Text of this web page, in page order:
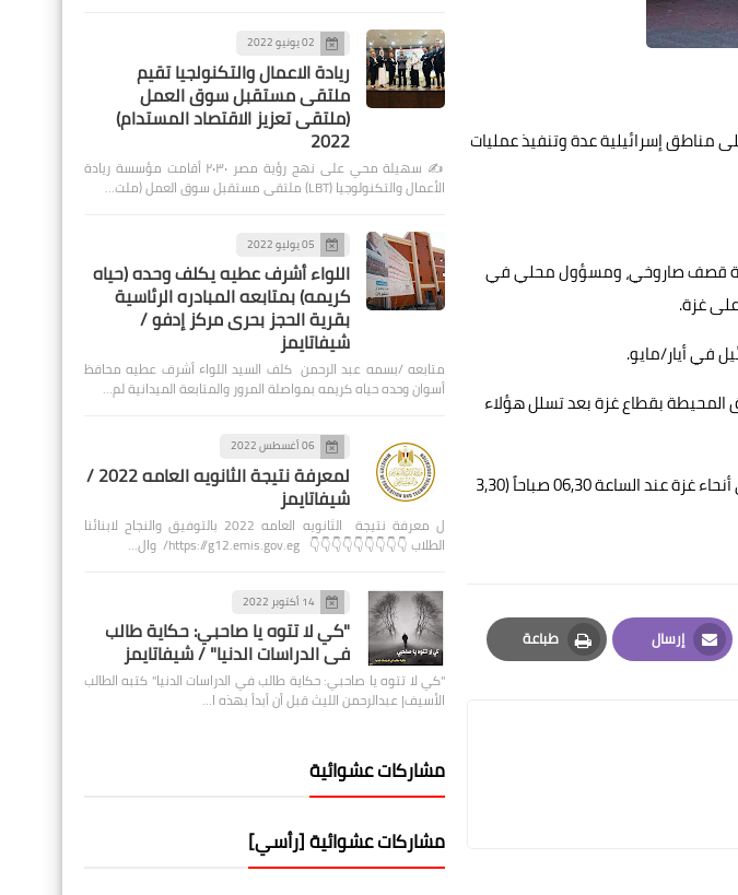
مناطق إسرائيلية عدة وتنفيذ عمليات
قصف صاروخي، ومسؤول محلي في
غزة.
في أيار/مايو.
المحيطة بقطاع غزة بعد تسلل هؤلاء
وقال صحافي في وكالة فرانس برس إنّ الصواريخ انطلقت في اتجاه إسرائيل من مواقع متعدّدة في أنحاء غزة عند الساعة 06,30 صباحاً (3,30
إرسال
Email
طباعة
Print
02 يونيو 2022
ريادة الاعمال والتكنولجيا تقيم
ملتقى مستقبل سوق العمل
(ملتقى تعزيز الاقتصاد المستدام)
2022
✍️ سهيلة محي على نهج رؤية مصر ٢٠٣٠ أقامت مؤسسة ريادة
الأعمال والتكنولوجيا (LBT) ملتقى مستقبل سوق العمل (ملت…
05 يوليو 2022
اللواء أشرف عطيه يكلف وحده (حياه
كريمه) بمتابعه المبادره الرئاسية
بقرية الحجز بحرى مركز إدفو /
شيفاتايمز
متابعه /بسمه عبد الرحمن كلف السيد اللواء أشرف عطيه محافظ
أسوان وحده حياه كريمه بمواصلة المرور والمتابعة الميدانية لم…
06 أغسطس 2022
لمعرفة نتيجة الثانويه العامه 2022 /
شيفاتايمز
ل معرفة نتيجة الثانويه العامه 2022 بالتوفيق والنجاح لابنائنا
الطلاب 👇👇👇👇👇👇👇👇👇 https://g12.emis.gov.eg/ وال…
14 أكتوبر 2022
"كي لا تتوه يا صاحبي: حكاية طالب
في الدراسات الدنيا" / شيفاتايمز
"كي لا تتوه يا صاحبي: حكاية طالب في الدراسات الدنيا" كتبه الطالب
الأسيف| عبدالرحمن الليث قبل أن أبدأ بهذه ا…
مشاركات عشوائية
مشاركات عشوائية [رأسي]